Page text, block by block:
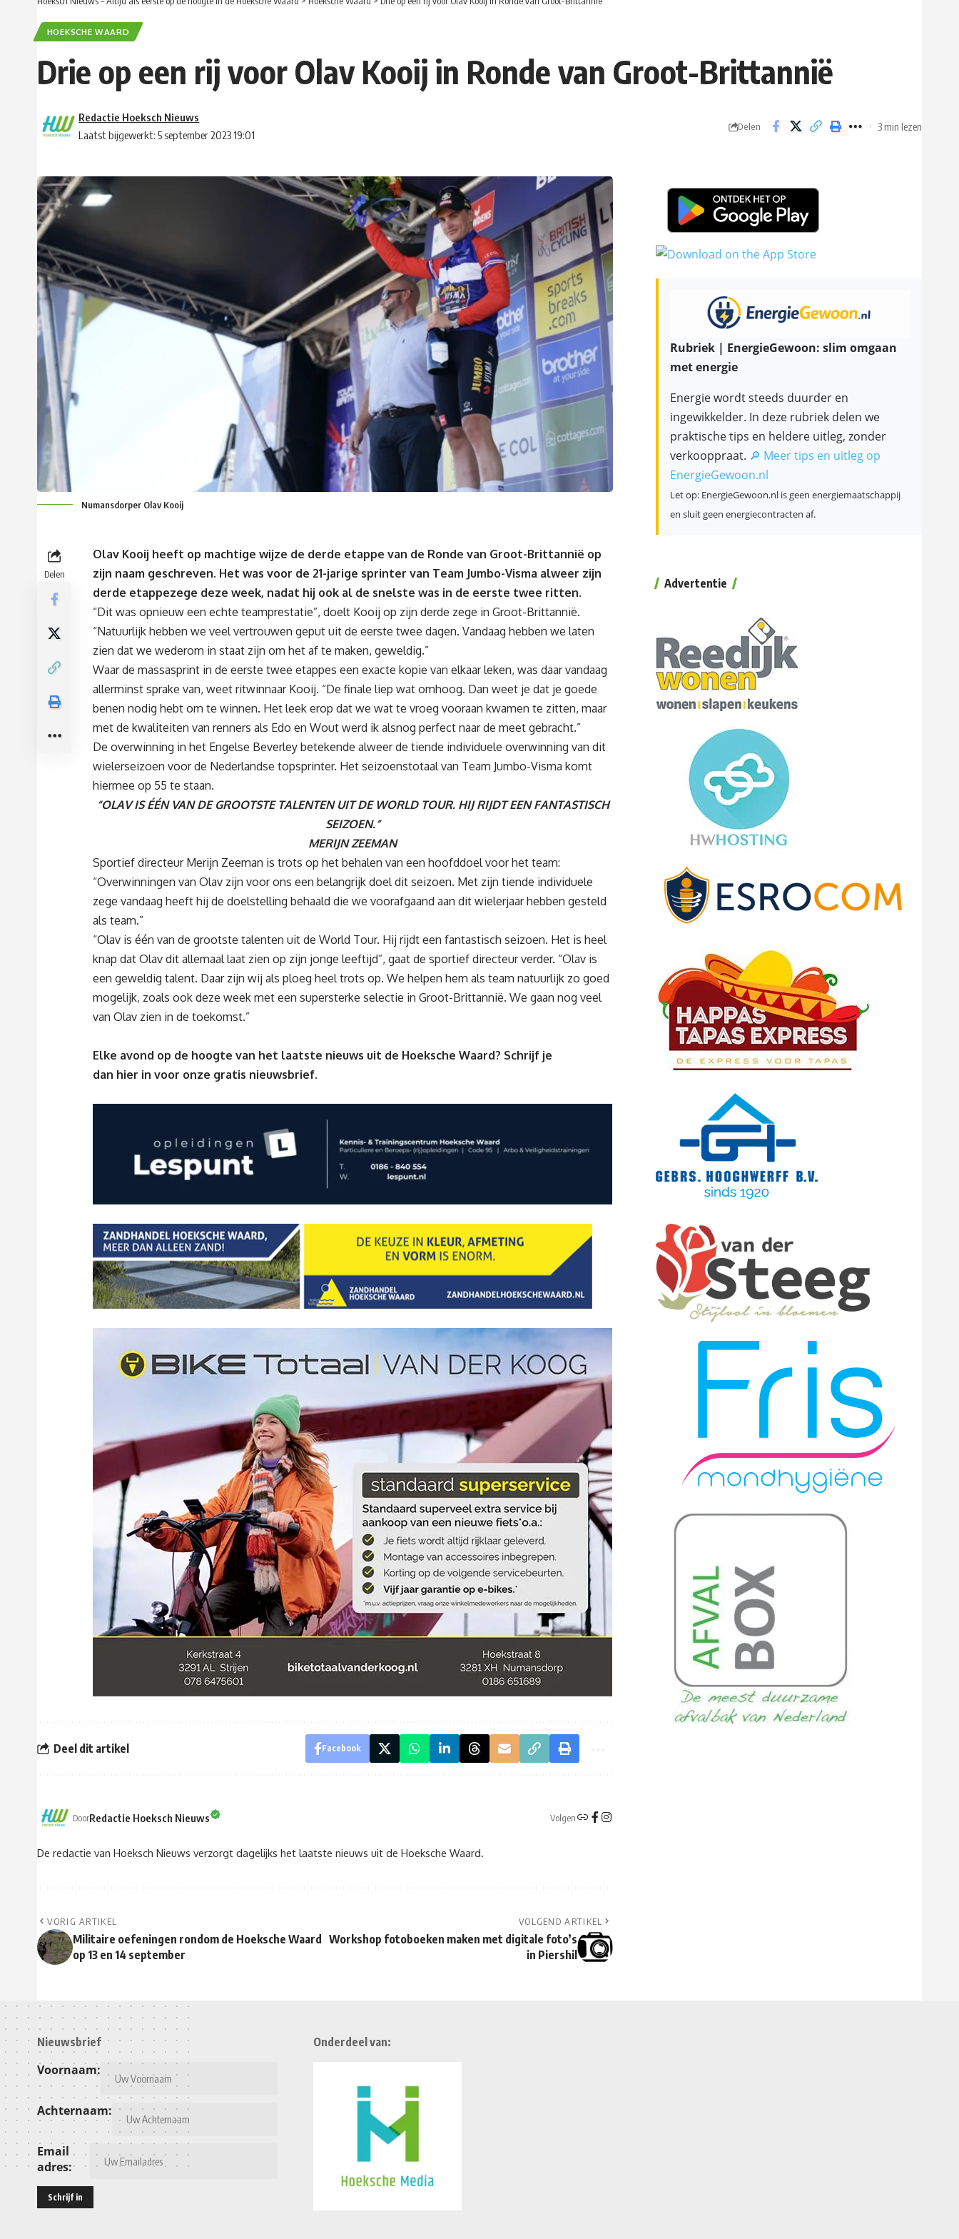
HOEKSCHE WAARD
Drie op een rij voor Olav Kooij in Ronde van Groot-Brittannië
Laatst bijgewerkt: 5 september 2023 19:01
Redactie Hoeksch Nieuws
Delen 3 min lezen
Numansdorper Olav Kooij
Delen
Olav Kooij heeft op machtige wijze de derde etappe van de Ronde van Groot-Brittannië op
zijn naam geschreven. Het was voor de 21-jarige sprinter van Team Jumbo-Visma alweer zijn
derde etappezege deze week, nadat hij ook al de snelste was in de eerste twee ritten.
“Dit was opnieuw een echte teamprestatie”, doelt Kooij op zijn derde zege in Groot-Brittannië.
“Natuurlijk hebben we veel vertrouwen geput uit de eerste twee dagen. Vandaag hebben we laten
zien dat we wederom in staat zijn om het af te maken, geweldig.”
Waar de massasprint in de eerste twee etappes een exacte kopie van elkaar leken, was daar vandaag
allerminst sprake van, weet ritwinnaar Kooij. “De finale liep wat omhoog. Dan weet je dat je goede
benen nodig hebt om te winnen. Het leek erop dat we wat te vroeg vooraan kwamen te zitten, maar
met de kwaliteiten van renners als Edo en Wout werd ik alsnog perfect naar de meet gebracht.”
De overwinning in het Engelse Beverley betekende alweer de tiende individuele overwinning van dit
wielerseizoen voor de Nederlandse topsprinter. Het seizoenstotaal van Team Jumbo-Visma komt
hiermee op 55 te staan.
“OLAV IS ÉÉN VAN DE GROOTSTE TALENTEN UIT DE WORLD TOUR. HIJ RIJDT EEN FANTASTISCH
SEIZOEN.”
MERIJN ZEEMAN
Sportief directeur Merijn Zeeman is trots op het behalen van een hoofddoel voor het team:
“Overwinningen van Olav zijn voor ons een belangrijk doel dit seizoen. Met zijn tiende individuele
zege vandaag heeft hij de doelstelling behaald die we voorafgaand aan dit wielerjaar hebben gesteld
als team.”
“Olav is één van de grootste talenten uit de World Tour. Hij rijdt een fantastisch seizoen. Het is heel
knap dat Olav dit allemaal laat zien op zijn jonge leeftijd”, gaat de sportief directeur verder. “Olav is
een geweldig talent. Daar zijn wij als ploeg heel trots op. We helpen hem als team natuurlijk zo goed
mogelijk, zoals ook deze week met een supersterke selectie in Groot-Brittannië. We gaan nog veel
van Olav zien in de toekomst.”
Elke avond op de hoogte van het laatste nieuws uit de Hoeksche Waard? Schrijf je
dan hier in voor onze gratis nieuwsbrief.
Deel dit artikel Facebook
DoorRedactie Hoeksch Nieuws Volgen
De redactie van Hoeksch Nieuws verzorgt dagelijks het laatste nieuws uit de Hoeksche Waard.
VORIG ARTIKEL
Militaire oefeningen rondom de Hoeksche Waard
op 13 en 14 september
VOLGEND ARTIKEL
Workshop fotoboeken maken met digitale foto’s
in Piershil
Rubriek | EnergieGewoon: slim omgaan
met energie
Energie wordt steeds duurder en
ingewikkelder. In deze rubriek delen we
praktische tips en heldere uitleg, zonder
verkooppraat. 🔎 Meer tips en uitleg op
EnergieGewoon.nl
Let op: EnergieGewoon.nl is geen energiemaatschappij
en sluit geen energiecontracten af.
Advertentie
Nieuwsbrief
Voornaam:
Achternaam:
Email
adres:
Onderdeel van: